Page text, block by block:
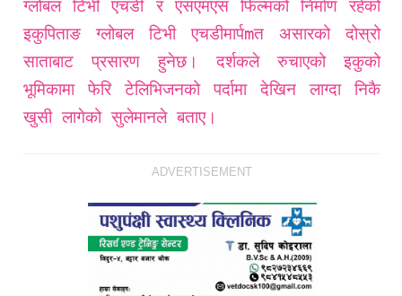
ग्लोबल टिभी एचडी र एसएमएस फिल्मको निर्माण रहेको
इकुपिताङ ग्लोबल टिभी एचडीमार्पmत असारको दोस्रो
साताबाट प्रसारण हुनेछ। दर्शकले रुचाएको इकुको
भूमिकामा फेरि टेलिभिजनको पर्दामा देखिन लाग्दा निकै
खुसी लागेको सुलेमानले बताए।
ADVERTISEMENT